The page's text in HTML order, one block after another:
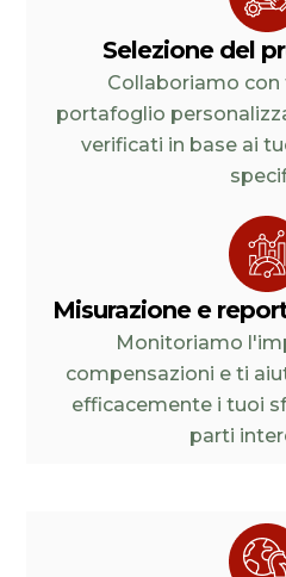
Selezione del
Collaboriamo con
portafoglio
verificati in base ai
Misurazione e
Monitoriamo
compensazioni e ti
efficacemente i tuoi
parti